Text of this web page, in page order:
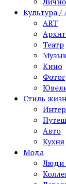
Культура /
ART
Театр
Кино
Стиль
Авто
Кухня
Мода
Люди